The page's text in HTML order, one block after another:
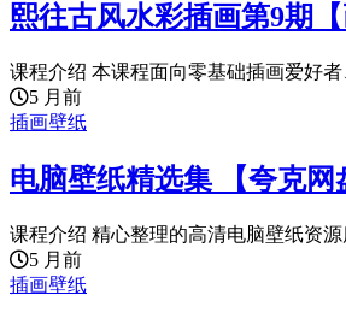
熙往古风水彩插画第9期
课程介绍 本课程面向零基础插画爱好
5 月前
插画壁纸
电脑壁纸精选集 【夸克网
课程介绍 精心整理的高清电脑壁纸资
5 月前
插画壁纸